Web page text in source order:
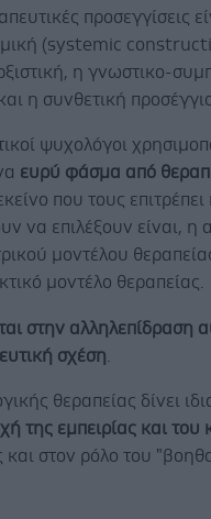
προσεγγίσεις
(systemic
η γνωστικο-
η συνθετική
ψυχολόγοι
ευρύ φάσμα από
που τους επιτρέπει
να επιλέξουν είναι, η
μοντέλου
μοντέλο θεραπείας.
στην αλληλεπίδραση
σχέση
θεραπείας δίνει
της εμπειρίας και του
και στον ρόλο του